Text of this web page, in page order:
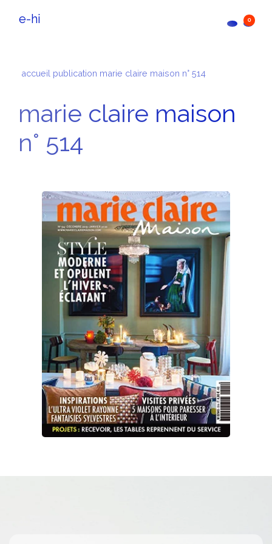
e-hi 0
accueil publication marie claire maison n° 514
marie claire maison
n° 514